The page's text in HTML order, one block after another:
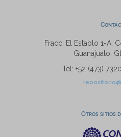
Fracc. El Establo 1-A,
Guanajuato,
Tel: +52 (473)
Otros sitios